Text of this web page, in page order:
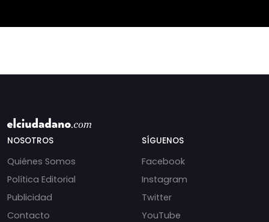
NOSOTROS
Quiénes Somos
Política Editorial
Publicidad
Contacto
SÍGUENOS
Facebook
Instagram
Twitter
YouTube